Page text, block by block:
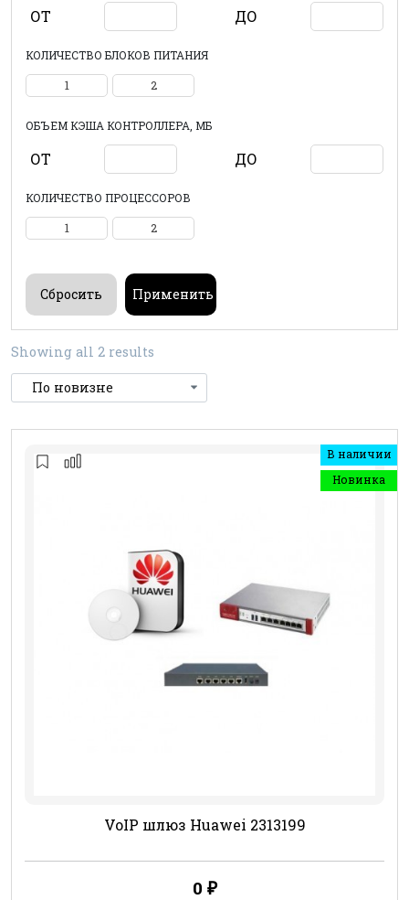
ОТ ДО
КОЛИЧЕСТВО БЛОКОВ ПИТАНИЯ
1 2
ОБЪЕМ КЭША КОНТРОЛЛЕРА, МБ
ОТ ДО
КОЛИЧЕСТВО ПРОЦЕССОРОВ
1 2
Showing all 2 results
В наличии
Новинка
VoIP шлюз Huawei 2313199
0 ₽